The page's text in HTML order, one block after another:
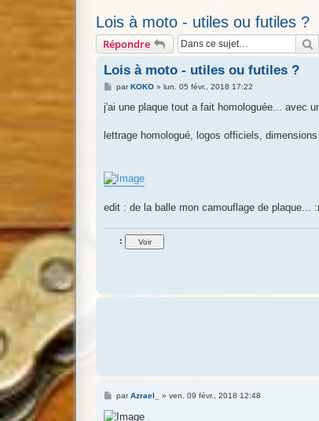
Lois à moto - utiles ou futiles ?
Répondre
Lois à moto - utiles ou futiles ?
M
s
g
parKOKO» lun. 05 févr., 2018 17:22
j'ai une plaque tout a fait homologuée... avec
lettrage homologué, logos officiels,
edit : de la balle mon camouflage de plaque...
:
M
s
parAzrael_ » ven. 09 févr., 2018 12:48